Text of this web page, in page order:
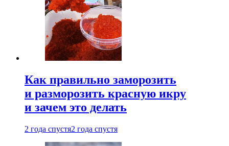
Как правильно заморозить
и разморозить красную икру
и зачем это делать
2 года спустя2 года спустя